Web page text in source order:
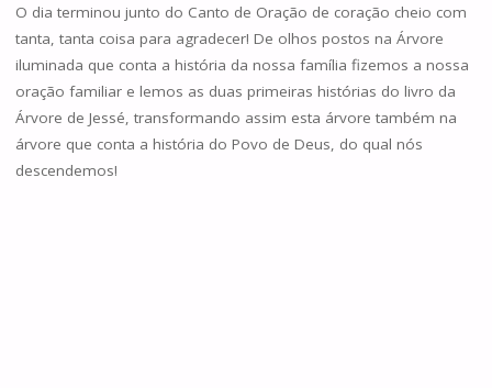
O dia terminou junto do Canto de Oração de coração cheio com
tanta, tanta coisa para agradecer! De olhos postos na Árvore
iluminada que conta a história da nossa família fizemos a nossa
oração familiar e lemos as duas primeiras histórias do livro da
Árvore de Jessé, transformando assim esta árvore também na
árvore que conta a história do Povo de Deus, do qual nós
descendemos!